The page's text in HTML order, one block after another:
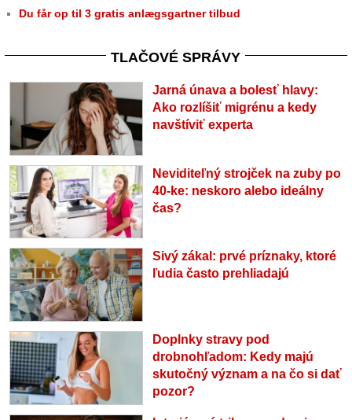
Du får op til 3 gratis anlægsgartner tilbud
TLAČOVÉ SPRÁVY
Jarná únava a bolesť hlavy:
Ako rozlíšiť migrénu a kedy
navštíviť experta
Neviditeľný strojček na zuby po
40-ke: neskoro alebo ideálny
čas?
Sivý zákal: prvé príznaky, ktoré
ľudia často prehliadajú
Doplnky stravy pod
drobnohľadom: Kedy majú
skutočný význam a na čo si dať
pozor?